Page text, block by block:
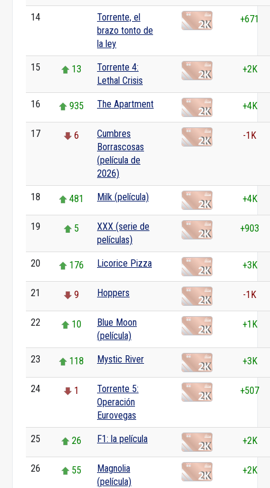
14
Torrente, el
brazo tonto de
la ley
+671
15 13
Torrente 4:
Lethal Crisis
+2K
16 935 The Apartment +4K
17 6
Cumbres
Borrascosas
(película de
2026)
-1K
18 481 Milk (película) +4K
19 5
XXX (serie de
películas)
+903
20 176 Licorice Pizza +3K
21 9 Hoppers -1K
22 10
Blue Moon
(película)
+1K
23 118 Mystic River +3K
24 1
Torrente 5:
Operación
Eurovegas
+507
25 26 F1: la película +2K
26 55
Magnolia
(película)
+2K